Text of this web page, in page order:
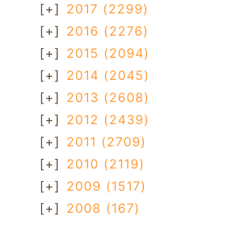
[+] 2017 (2299)
[+] 2016 (2276)
[+] 2015 (2094)
[+] 2014 (2045)
[+] 2013 (2608)
[+] 2012 (2439)
[+] 2011 (2709)
[+] 2010 (2119)
[+] 2009 (1517)
[+] 2008 (167)